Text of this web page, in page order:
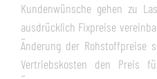
Kundenwünsche gehen zu
ausdrücklich Fixpreise
Änderung der Rohstoffpreise
Vertriebskosten den Preis